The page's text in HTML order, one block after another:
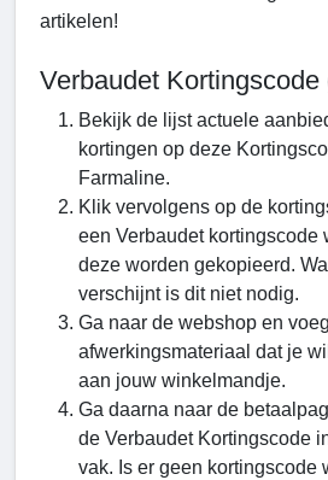
artikelen!
Verbaudet Kortingscode
Bekijk de lijst actuele
kortingen op deze
Farmaline.
Klik vervolgens op de
een Verbaudet kortingscode
deze worden gekopieerd.
verschijnt is dit niet nodig.
Ga naar de webshop en
afwerkingsmateriaal dat je
aan jouw winkelmandje.
Ga daarna naar de
de Verbaudet Kortingscode
vak. Is er geen kortingscode